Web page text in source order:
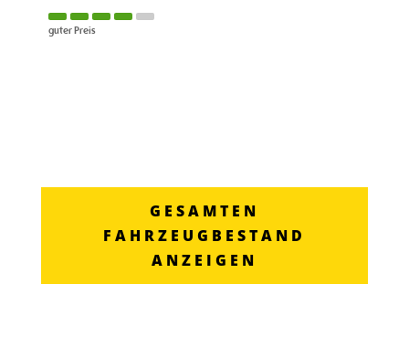
guter Preis
GESAMTEN
FAHRZEUGBESTAND
ANZEIGEN